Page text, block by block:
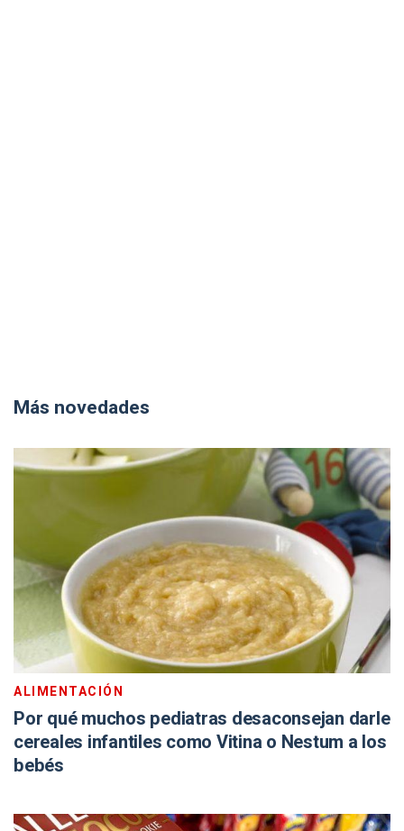
Más novedades
ALIMENTACIÓN
Por qué muchos pediatras desaconsejan darle
cereales infantiles como Vitina o Nestum a los
bebés